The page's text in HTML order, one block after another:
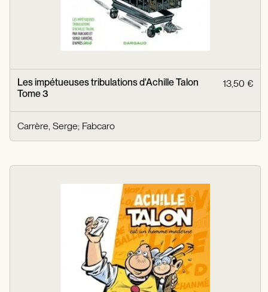
Les impétueuses tribulations d'Achille Talon
Tome 3
13,50 €
Carrère, Serge; Fabcaro